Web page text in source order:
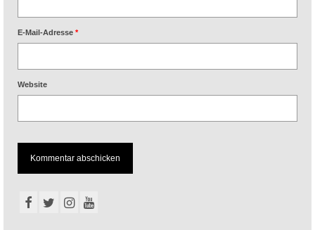
E-Mail-Adresse *
Website